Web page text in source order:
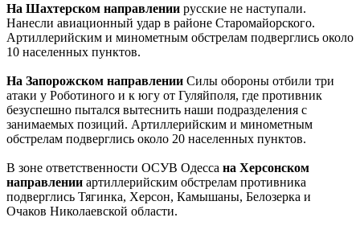
На Шахтерском направлении русские не наступали.
Нанесли авиационный удар в районе Старомайорского.
Артиллерийским и минометным обстрелам подверглись около
10 населенных пунктов.
На Запорожском направлении Силы обороны отбили три
атаки у Роботиного и к югу от Гуляйполя, где противник
безуспешно пытался вытеснить наши подразделения с
занимаемых позиций. Артиллерийским и минометным
обстрелам подверглись около 20 населенных пунктов.
В зоне ответственности ОСУВ Одесса на Херсонском
направлении артиллерийским обстрелам противника
подверглись Тягинка, Херсон, Камышаны, Белозерка и
Очаков Николаевской области.